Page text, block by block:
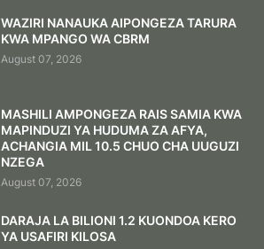
WAZIRI NANAUKA AIPONGEZA TARURA
KWA MPANGO WA CBRM
August 07, 2026
MASHILI AMPONGEZA RAIS SAMIA KWA
MAPINDUZI YA HUDUMA ZA AFYA,
ACHANGIA MIL 10.5 CHUO CHA UUGUZI
NZEGA
August 07, 2026
DARAJA LA BILIONI 1.2 KUONDOA KERO
YA USAFIRI KILOSA